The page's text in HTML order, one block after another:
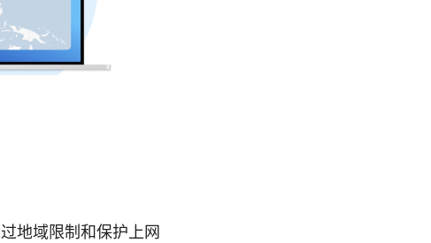
地域限制和保护上网